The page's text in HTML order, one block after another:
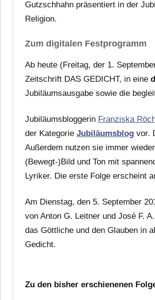
Gutzschhahn präsentiert in der
Religion.
Zum digitalen Festprogramm
Ab heute (Freitag, der 1.
Zeitschrift DAS GEDICHT, in eine
Jubiläumsausgabe sowie die
Jubiläumsbloggerin Franziska
der Kategorie Jubiläumsblog vor.
Außerdem nutzen sie immer
(Bewegt-)Bild und Ton mit
Lyriker. Die erste Folge erscheint
Am Dienstag, den 5. September
von Anton G. Leitner und José F.
das Göttliche und den Glauben in
Gedicht.
Zu den bisher erschienenen